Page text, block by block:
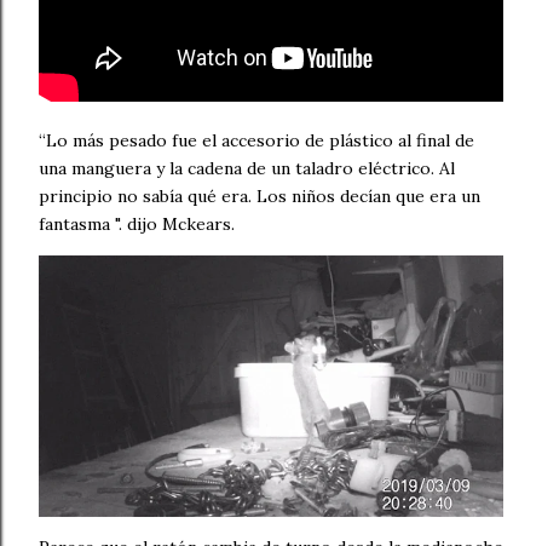
“Lo más pesado fue el accesorio de plástico al final de
una manguera y la cadena de un taladro eléctrico. Al
principio no sabía qué era. Los niños decían que era un
fantasma ". dijo Mckears.